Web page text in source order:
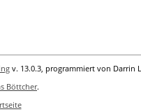
v. 13.0.3, programmiert von Darrin
Böttcher.